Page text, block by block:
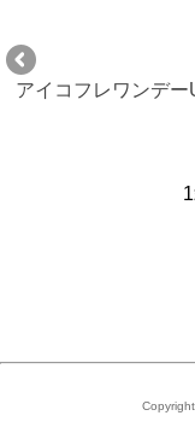
アイコフレワンデ